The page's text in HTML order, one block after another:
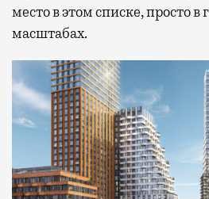
место в этом списке, просто в
масштабах.